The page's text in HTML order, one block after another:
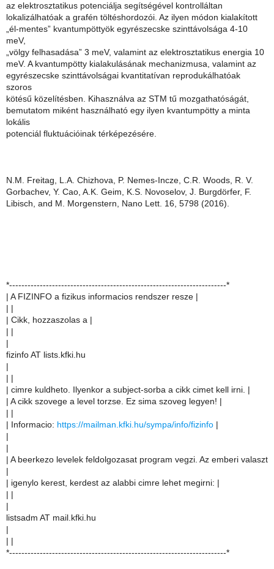
az elektrosztatikus potenciálja segítségével kontrolláltan
lokalizálhatóak a grafén töltéshordozói. Az ilyen módon kialakított
„él-mentes” kvantumpöttyök egyrészecske szinttávolsága 4-10
meV,
„völgy felhasadása” 3 meV, valamint az elektrosztatikus energia 10
meV. A kvantumpötty kialakulásának mechanizmusa, valamint az
egyrészecske szinttávolságai kvantitatívan reprodukálhatóak
szoros
kötésű közelítésben. Kihasználva az STM tű mozgathatóságát,
bemutatom miként használható egy ilyen kvantumpötty a minta
lokális
potenciál fluktuációinak térképezésére.
N.M. Freitag, L.A. Chizhova, P. Nemes-Incze, C.R. Woods, R. V.
Gorbachev, Y. Cao, A.K. Geim, K.S. Novoselov, J. Burgdörfer, F.
Libisch, and M. Morgenstern, Nano Lett. 16, 5798 (2016).
*-----------------------------------------------------------------------*
| A FIZINFO a fizikus informacios rendszer resze |
| Cikk, hozzaszolas a |
fizinfo AT lists.kfki.hu
| cimre kuldheto. Ilyenkor a subject-sorba a cikk cimet kell irni. |
| A cikk szovege a level torzse. Ez sima szoveg legyen! |
| Informacio: https://mailman.kfki.hu/sympa/info/fizinfo
| A beerkezo levelek feldolgozasat program vegzi. Az emberi valaszt
| igenylo kerest, kerdest az alabbi cimre lehet megirni: |
listsadm AT mail.kfki.hu
*-----------------------------------------------------------------------*